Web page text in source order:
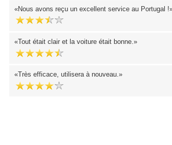
Nous avons reçu un excellent service au Portugal !
Tout était clair et la voiture était bonne.
Très efficace, utilisera à nouveau.